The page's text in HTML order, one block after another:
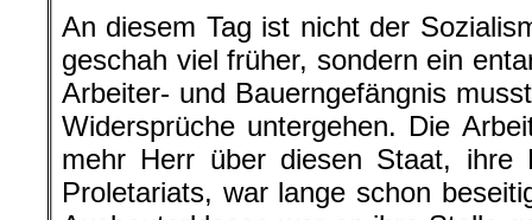
An diesem Tag ist nicht der
geschah viel früher, sondern ein
Arbeiter- und Bauerngefängnis
Widersprüche untergehen. Die
mehr Herr über diesen Staat, ihre
Proletariats, war lange schon